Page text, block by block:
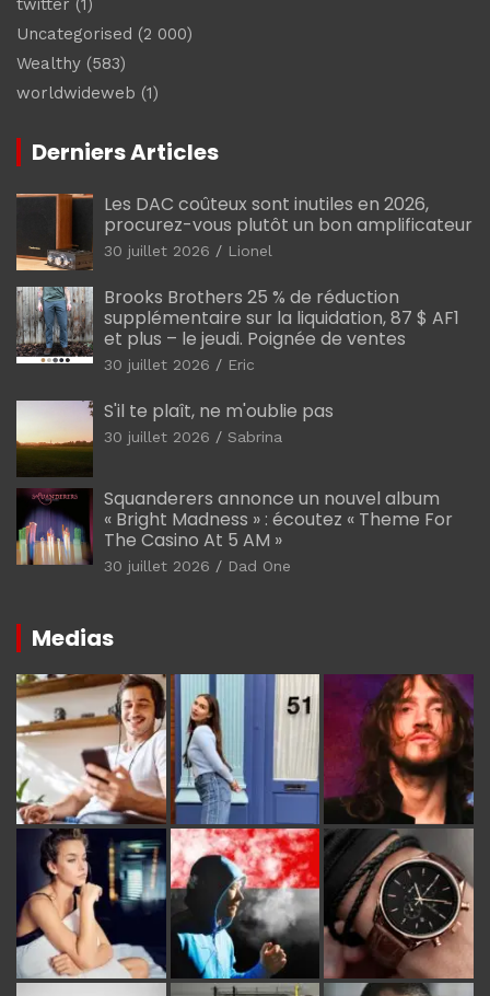
twitter (1)
Uncategorised (2 000)
Wealthy (583)
worldwideweb (1)
Derniers Articles
Les DAC coûteux sont inutiles en 2026,
procurez-vous plutôt un bon amplificateur
30 juillet 2026 Lionel
Brooks Brothers 25 % de réduction
supplémentaire sur la liquidation, 87 $ AF1
et plus – le jeudi. Poignée de ventes
30 juillet 2026 Eric
S'il te plaît, ne m'oublie pas
30 juillet 2026 Sabrina
Squanderers annonce un nouvel album
« Bright Madness » : écoutez « Theme For
The Casino At 5 AM »
30 juillet 2026 Dad One
Medias